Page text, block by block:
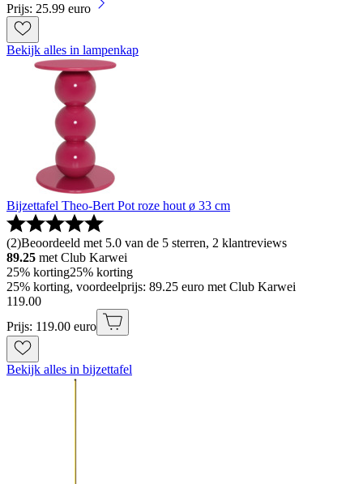
Prijs: 25.99 euro
Bekijk alles in lampenkap
Bijzettafel Theo-Bert Pot roze hout ø 33 cm
(2)Beoordeeld met 5.0 van de 5 sterren, 2 klantreviews
89.25 met Club Karwei
25% korting25% korting
25% korting, voordeelprijs: 89.25 euro met Club Karwei
119.00
Prijs: 119.00 euro
Bekijk alles in bijzettafel